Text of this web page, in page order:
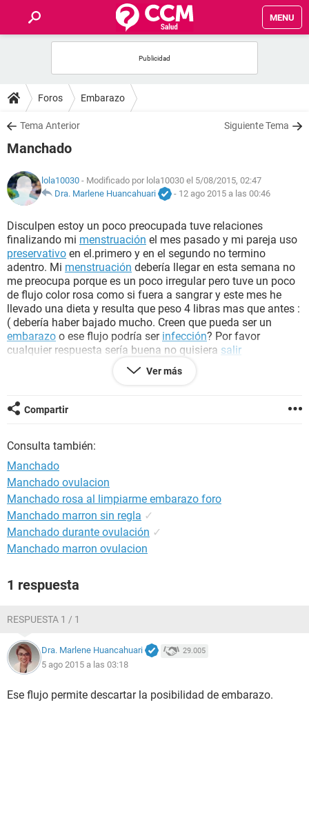
MENU
FOROS
SALUD
NUTRICIÓN
BIENESTAR
SEXUALIDAD
GLOSARIO
Foros Embarazo
Tema Anterior Siguiente Tema
Manchado
lola10030 - Modificado por lola10030 el 5/08/2015, 02:47
Dra. Marlene Huancahuari
- 12 ago 2015 a las 00:46
Disculpen estoy un poco preocupada tuve relaciones
finalizando mi menstruación el mes pasado y mi pareja uso
preservativo en el.primero y en el segundo no termino
adentro. Mi menstruación debería llegar en esta semana no
me preocupa porque es un poco irregular pero tuve un poco
de flujo color rosa como si fuera a sangrar y este mes he
llevado una dieta y resulta que peso 4 libras mas que antes :
( debería haber bajado mucho. Creen que pueda ser un
embarazo o ese flujo podría ser infección? Por favor
cualquier respuesta sería buena no quisiera salir
viviendo con mis padres seria horrible solo
Aclarando que no volví a tener relaciones desde entonces
Ver más
Compartir
Consulta también:
Manchado
Manchado ovulacion
Manchado rosa al limpiarme embarazo foro
Manchado marron sin regla ✓
Manchado durante ovulación ✓
Manchado marron ovulacion
1 respuesta
RESPUESTA 1 / 1
Dra. Marlene Huancahuari 29.005
5 ago 2015 a las 03:18
Ese flujo permite descartar la posibilidad de embarazo.